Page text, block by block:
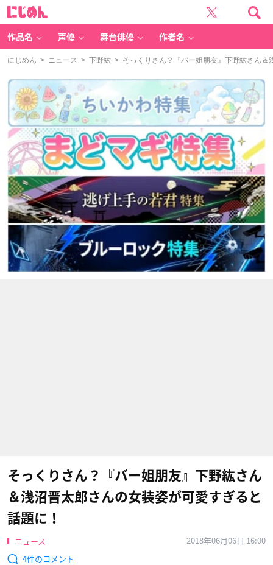
作品名 声優 舞台俳優 作者名
にじめん > ニュース > 下野紘 > そっくりさん？『バー姐朋友』下野紘さん＆
そっくりさん？『バー姐朋友』下野紘さん
＆浅沼晋太郎さんの女装姿が可愛すぎると
話題に！
ニュース
2018年06月06日 16:00
4